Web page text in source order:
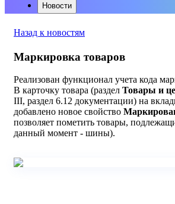
Новости
Назад к новостям
Маркировка товаров
Реализован функционал учета кода
В карточку товара (раздел Товары и
III, раздел 6.12 документации) на
добавлено новое свойство
позволяет пометить товары,
данный момент - шины).